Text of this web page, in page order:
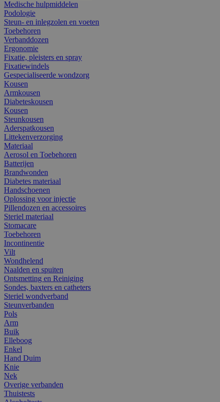
Medische hulpmiddelen
Podologie
Steun- en inlegzolen en voeten
Toebehoren
Verbanddozen
Ergonomie
Fixatie, pleisters en spray
Fixatiewindels
Gespecialiseerde wondzorg
Kousen
Armkousen
Diabeteskousen
Kousen
Steunkousen
Aderspatkousen
Littekenverzorging
Materiaal
Aerosol en Toebehoren
Batterijen
Brandwonden
Diabetes materiaal
Handschoenen
Oplossing voor injectie
Pillendozen en accessoires
Steriel materiaal
Stomacare
Toebehoren
Incontinentie
Vilt
Wondhelend
Naalden en spuiten
Ontsmetting en Reiniging
Sondes, baxters en catheters
Steriel wondverband
Steunverbanden
Pols
Arm
Buik
Elleboog
Enkel
Hand Duim
Knie
Nek
Overige verbanden
Thuistests